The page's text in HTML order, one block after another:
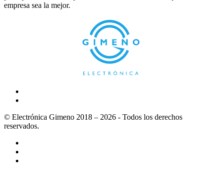
empresa sea la mejor.
© Electrónica Gimeno 2018 – 2026 - Todos los derechos
reservados.